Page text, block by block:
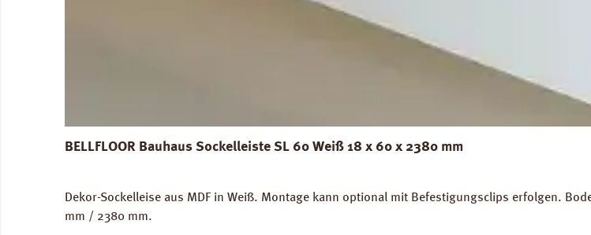
BELLFLOOR Bauhaus Sockelleiste SL 60 Weiß 18 x 60 x 2380 mm
Dekor-Sockelleise aus MDF in Weiß. Montage kann optional mit Befestigungsclips erfolgen.
mm / 2380 mm.